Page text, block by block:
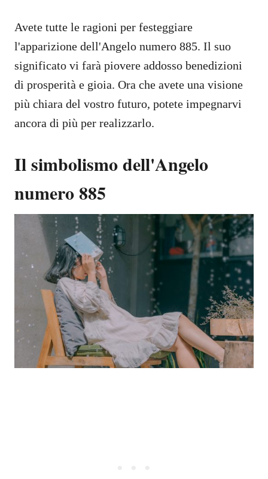
Avete tutte le ragioni per festeggiare
l'apparizione dell'Angelo numero 885. Il suo
significato vi farà piovere addosso benedizioni
di prosperità e gioia. Ora che avete una visione
più chiara del vostro futuro, potete impegnarvi
ancora di più per realizzarlo.
Il simbolismo dell'Angelo
numero 885